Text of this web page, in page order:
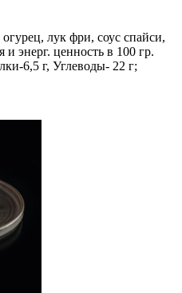
лук фри, соус спайси,
энерг. ценность в 100 гр.
6,5 г, Углеводы- 22 г;